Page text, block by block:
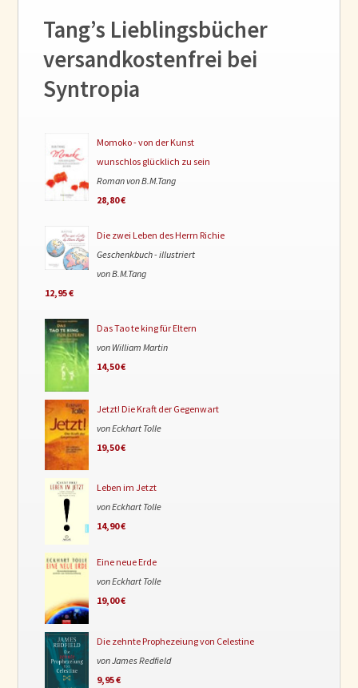
Tang’s Lieblingsbücher
versandkostenfrei bei
Syntropia
Momoko - von der Kunst
wunschlos glücklich zu sein
Roman von B.M.Tang
28,80 €
Die zwei Leben des Herrn Richie
Geschenkbuch - illustriert
von B.M.Tang
12,95 €
Das Tao te king für Eltern
von William Martin
14,50 €
Jetzt! Die Kraft der Gegenwart
von Eckhart Tolle
19,50 €
Leben im Jetzt
von Eckhart Tolle
14,90 €
Eine neue Erde
von Eckhart Tolle
19,00 €
Die zehnte Prophezeiung von Celestine
von James Redfield
9,95 €